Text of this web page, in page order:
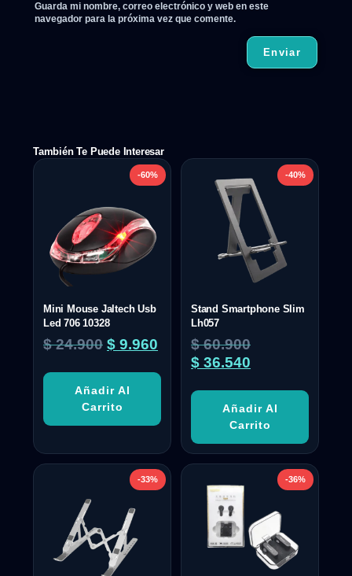
Guarda mi nombre, correo electrónico y web en este
navegador para la próxima vez que comente.
También Te Puede Interesar
-60%
Mini Mouse Jaltech Usb
Led 706 10328
$24.900 $ 9.960
Añadir Al
Carrito
-40%
Stand Smartphone Slim
Lh057
$60.900
$ 36.540
Añadir Al
Carrito
-33% -36%